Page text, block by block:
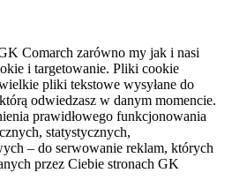
Comarch zarówno my jak i nasi
i targetowanie. Pliki cookie
pliki tekstowe wysyłane do
odwiedzasz w danym momencie.
prawidłowego funkcjonowania
statystycznych,
– do serwowanie reklam, których
przez Ciebie stronach GK